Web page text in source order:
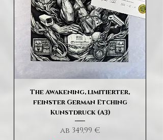
The Awakening, limitierter,
feinster German Etching
Kunstdruck (A3)
ab 349,99 €
Sale-Preis